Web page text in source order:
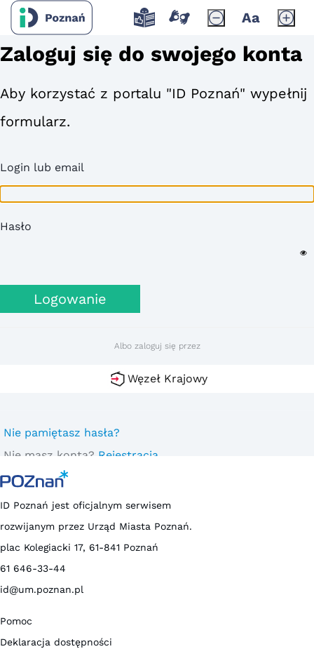
Aa
Zaloguj się do swojego konta
Aby korzystać z portalu "ID Poznań" wypełnij
formularz.
Login lub email
Hasło
Albo zaloguj się przez
Węzeł Krajowy
Nie pamiętasz hasła?
Nie masz konta? Rejestracja
ID Poznań jest oficjalnym serwisem
rozwijanym przez Urząd Miasta Poznań.
plac Kolegiacki 17, 61-841 Poznań
61 646-33-44
id@um.poznan.pl
Pomoc
Deklaracja dostępności